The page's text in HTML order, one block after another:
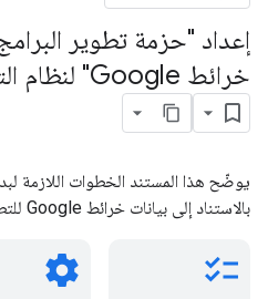
إعداد "حزمة تطوير
خرائط Google" لنظام التشغيل Android
يوضّح هذا المستند الخطوات اللازمة
بالاستناد إلى بيانات خرائط Google للتطبيقات المتوافقة مع Android".
checklist
settings